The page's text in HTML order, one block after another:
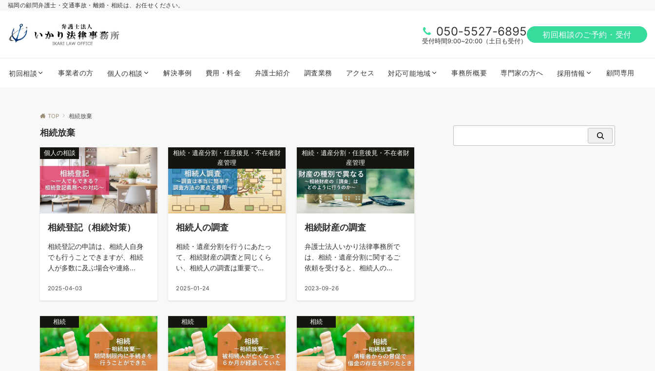
福岡の顧問弁護士・交通事故・離婚・相続は、お任せください。
050-5527-6895
受付時間9:00~20:00（土日も受付）
初回相談のご予約・受付
初回相談 事業者の方 個人の相談 解決事例 費用・料金 弁護士紹介 調査業務 アクセス 対応可能地域 事務所概要 専門家の方へ 採用情報 顧問専用
TOP 相続放棄
相続放棄
個人の相談
相続登記（相続対策）
相続登記の申請は、相続人自身
でも行うことできますが、相続
人が多数に及ぶ場合や連絡...
2025-04-03
相続・遺産分割・任意後見・不在者財
産管理
相続人の調査
相続・遺産分割を行うにあたっ
て、相続財産の調査と同じくら
い、相続人の調査は重要で...
2025-01-24
相続・遺産分割・任意後見・不在者財
産管理
相続財産の調査
弁護士法人いかり法律事務所で
は、相続・遺産分割に関するご
依頼を受けると、相続人の...
2023-09-26
相続 相続 相続